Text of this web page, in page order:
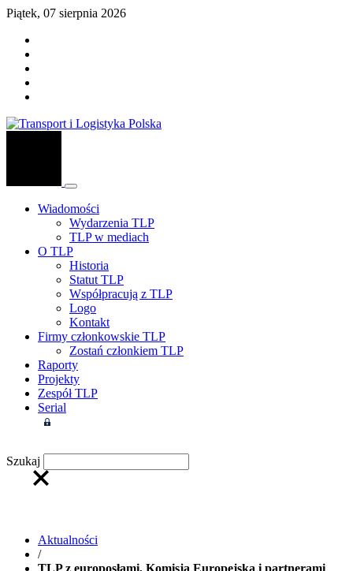
Piątek, 07 sierpnia 2026
Wiadomości
Wydarzenia TLP
TLP w mediach
O TLP
Historia
Statut TLP
Współpracują z TLP
Logo
Kontakt
Firmy członkowskie TLP
Zostań członkiem TLP
Raporty
Projekty
Zespół TLP
Serial
Szukaj
Aktualności
/
TLP z europosłami, Komisją Europejską i partnerami